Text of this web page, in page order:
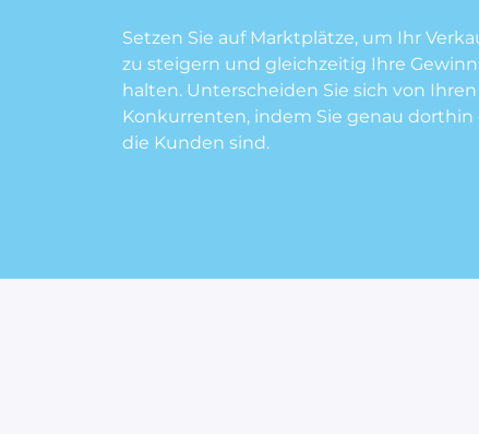
Setzen Sie auf Marktplätze, um Ihr
zu steigern und gleichzeitig Ihre
halten. Unterscheiden Sie sich von Ihren
Konkurrenten, indem Sie genau dorthin
die Kunden sind.